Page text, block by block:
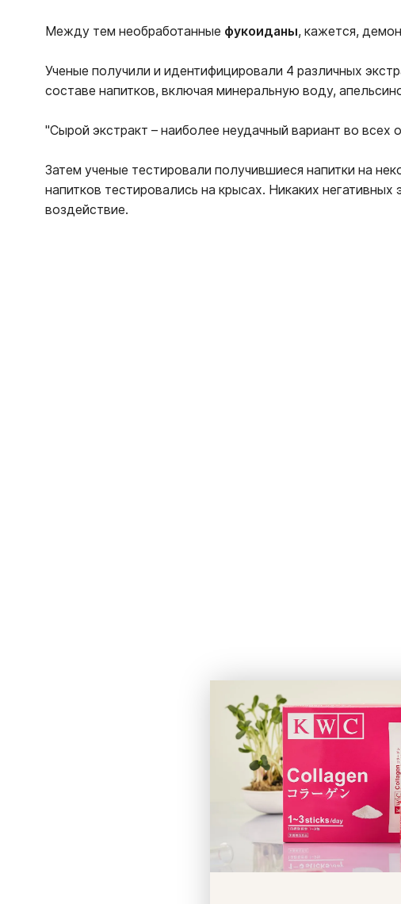
Между тем необработанные фукоиданы, кажется,
Ученые получили и идентифицировали 4 различных
составе напитков, включая минеральную воду,
"Сырой экстракт – наиболее неудачный вариант во всех
Затем ученые тестировали получившиеся напитки на
напитков тестировались на крысах. Никаких
воздействие.